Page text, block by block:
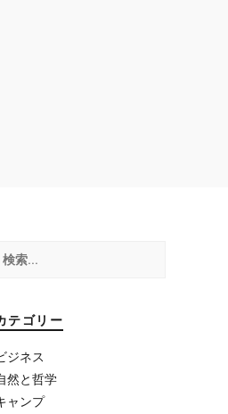
検
索:
テゴリー
ジネス
然と哲学
ャンプ